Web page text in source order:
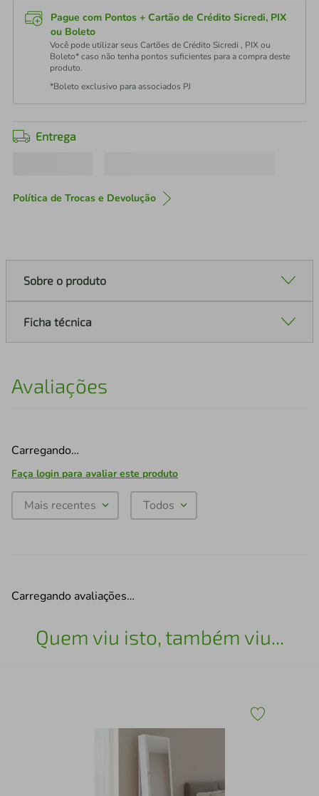
Pague com Pontos + Cartão de Crédito Sicredi, PIX
ou Boleto
Você pode utilizar seus Cartões de Crédito Sicredi , PIX ou
Boleto* caso não tenha pontos suficientes para a compra deste
produto.
*Boleto exclusivo para associados PJ
Entrega
Política de Trocas e Devolução
Sobre o produto
Ficha técnica
Avaliações
Carregando…
Faça login para avaliar este produto
Mais recentes Todos
Carregando avaliações…
Quem viu isto, também viu...